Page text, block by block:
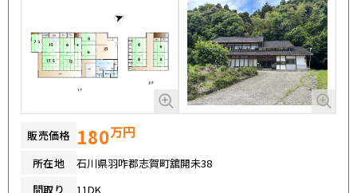
販売価格 180万円
所在地
石川県羽咋郡志賀町舘開未38
間取り
11DK